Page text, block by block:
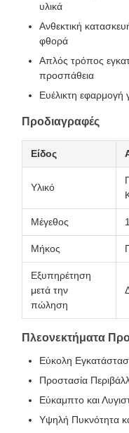
υλικά
Ανθεκτική
φθορά
Απλός τρόπος
προσπάθεια
Ευέλικτη εφαρμογή
Προδιαγραφές
Είδος
Υλικό
Μέγεθος
Μήκος
Εξυπηρέτηση
μετά την
πώληση
Πλεονεκτήματα
Εύκολη
Προστασία
Εύκαμπτο και
Υψηλή Πυκνότητα